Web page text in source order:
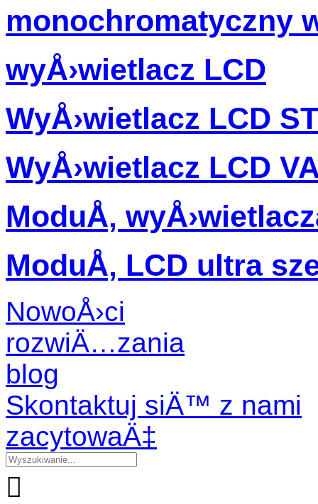
monochromatyczny
wyÅ›wietlacz LCD
WyÅ›wietlacz LCD
WyÅ›wietlacz LCD
ModuÅ‚
ModuÅ‚ LCD ultra
NowoÅ›ci
rozwiÄ…zania
blog
Skontaktuj siÄ™ z nami
zacytowaÄ‡
